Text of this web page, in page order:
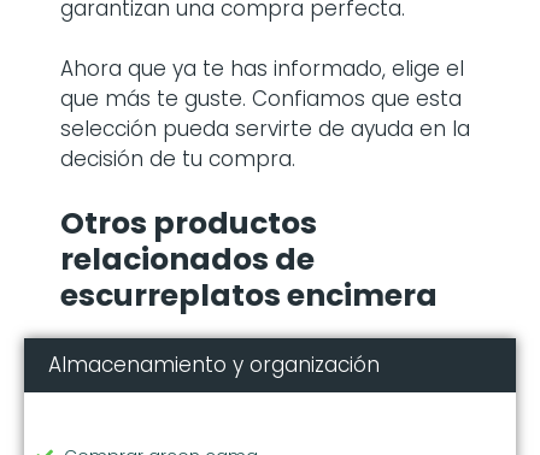
garantizan una compra perfecta.
Ahora que ya te has informado, elige el
que más te guste. Confiamos que esta
selección pueda servirte de ayuda en la
decisión de tu compra.
Otros productos
relacionados de
escurreplatos encimera
Almacenamiento y organización